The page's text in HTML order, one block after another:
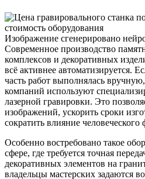
Изображение сгенерировано
Современное производство
комплексов и декоративных
всё активнее автоматизируется.
часть работ выполнялась
компаний используют
лазерной гравировки. Это
изображений, ускорить сроки
сократить влияние человеческого
Особенно востребовано такое
сфере, где требуется точная
декоративных элементов на
владельцы мастерских задаются